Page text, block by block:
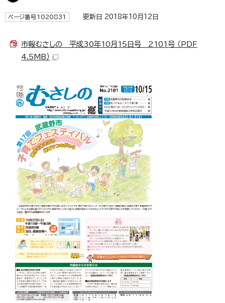
ページ番号1020831 更新日 2018年10月12日
市報むさしの 平成30年10月15日号 2101号 （PDF
4.5MB）